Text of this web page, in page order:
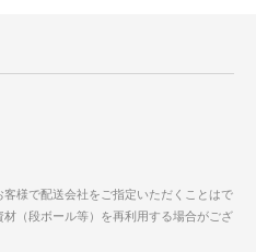
様で配送会社をご指定いただくことはで
（段ボール等）を再利用する場合がござ